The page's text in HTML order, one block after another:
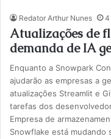
Redator Arthur Nunes 4
Atualizações de
demanda de IA
Enquanto a Snowpark
ajudarão as empresas a
atualizações Streamlit e
tarefas dos
Empresa de
Snowflake está mudando